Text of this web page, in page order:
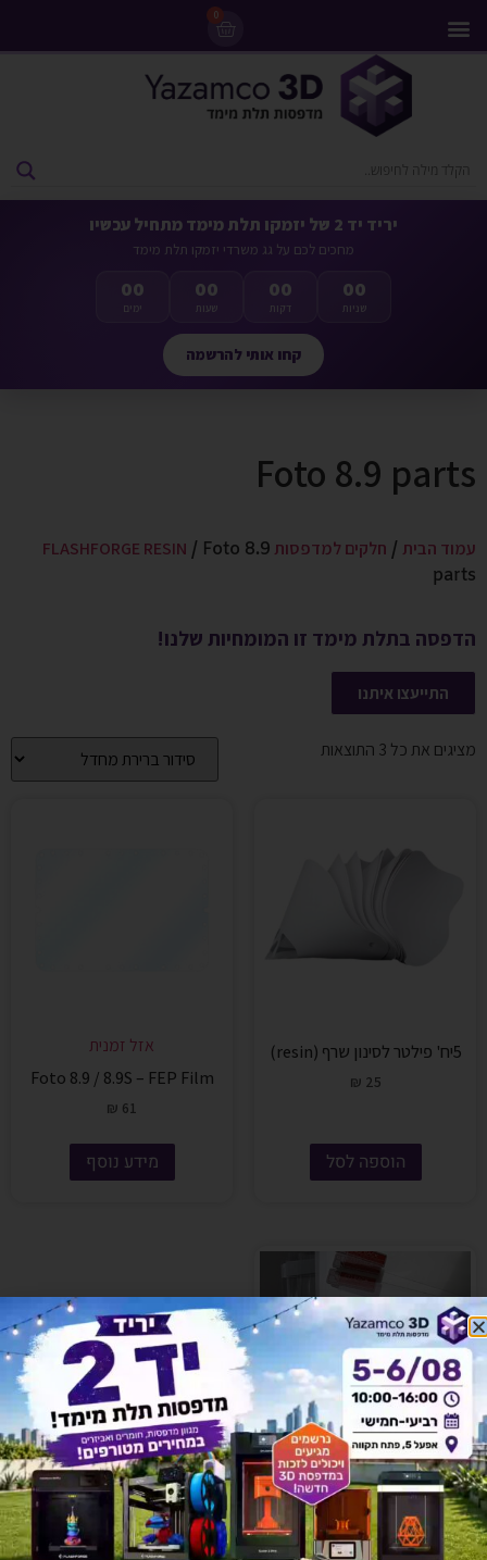
0
יריד יד 2 של יזמקו תלת מימד מתחיל עכשיו
מחכים לכם על גג משרדי יזמקו תלת מימד
00
ימים
00
שעות
00
דקות
00
שניות
קחו אותי להרשמה
Foto 8.9 parts
עמוד הבית / חלקים למדפסות FLASHFORGE RESIN / Foto 8.9
parts
הדפסה בתלת מימד זו המומחיות שלנו!
התייעצו איתנו
מציגים את כל ⁦3⁩ התוצאות
5יח' פילטר לסינון שרף (resin)
₪ 25
הוספה לסל
אזל זמנית
Foto 8.9 / 8.9S – FEP Film
₪ 61
מידע נוסף
Foto 8.9/8.9S/Focus Ultra
protective film
₪81